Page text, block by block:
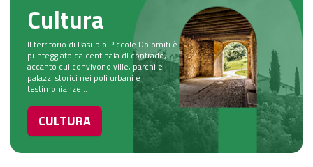
Cultura
Il territorio di Pasubio Piccole Dolomiti è
punteggiato da centinaia di contrade,
accanto cui convivono ville, parchi e
palazzi storici nei poli urbani e
testimonianze...
CULTURA